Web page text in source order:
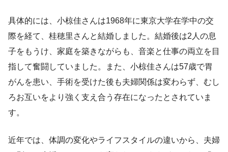
具体的には、小椋佳さんは1968年に東京大学在学中の交
際を経て、桂穂里さんと結婚しました。結婚後は2人の息
子をもうけ、家庭を築きながらも、音楽と仕事の両立を目
指して奮闘していました。また、小椋佳さんは57歳で胃
がんを患い、手術を受けた後も夫婦関係は変わらず、むし
ろお互いをより強く支え合う存在になったとされていま
す。
近年では、体調の変化やライフスタイルの違いから、夫婦